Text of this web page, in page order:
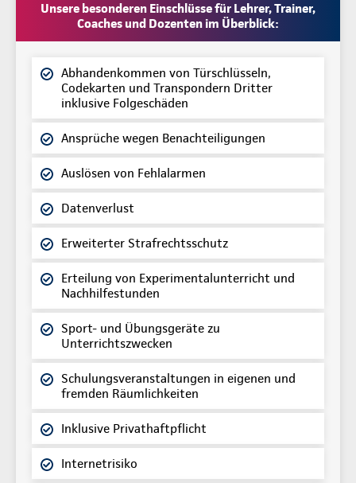
Unsere besonderen Einschlüsse für Lehrer, Trainer,
Coaches und Dozenten im Überblick:
Abhandenkommen von Türschlüsseln,
Codekarten und Transpondern Dritter
inklusive Folgeschäden
Ansprüche wegen Benachteiligungen
Auslösen von Fehlalarmen
Datenverlust
Erweiterter Strafrechtsschutz
Erteilung von Experimentalunterricht und
Nachhilfestunden
Sport- und Übungsgeräte zu
Unterrichtszwecken
Schulungsveranstaltungen in eigenen und
fremden Räumlichkeiten
Inklusive Privathaftpflicht
Internetrisiko